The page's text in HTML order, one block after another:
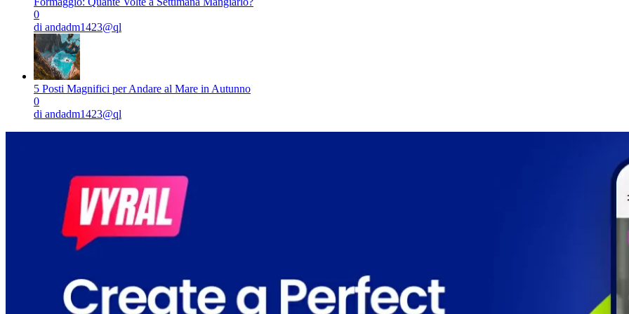
0
di andadm1423@ql
5 Posti Magnifici per Andare al Mare in Autunno
0
di andadm1423@ql